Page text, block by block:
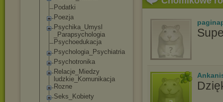
Podatki
Poezja
Psychika_Umysl
_Parapsychologia
Psychoedukacja
Psychologia_Psychiatria
Psychotronika
Relacje_Miedzy
ludzkie_Komuni kacja
Rozne
Seks_Kobiety